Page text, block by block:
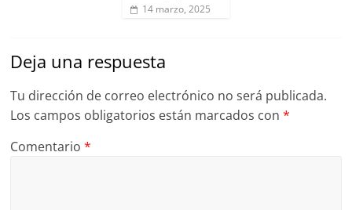
14 marzo, 2025
Deja una respuesta
Tu dirección de correo electrónico no será publicada.
Los campos obligatorios están marcados con*
Comentario*